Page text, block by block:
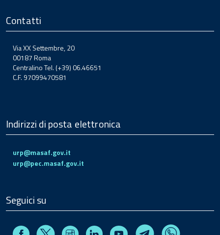
Contatti
Via XX Settembre, 20
00187 Roma
Centralino Tel. (+39) 06.46651
C.F. 97099470581
Indirizzi di posta elettronica
urp@masaf.gov.it
urp@pec.masaf.gov.it
Seguici su
Facebook InstagramLinkedin Youtube